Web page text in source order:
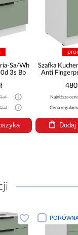
Sa/Wh
3s Bb
zł
zł
Szafka
Anti
Najniższa
Cena